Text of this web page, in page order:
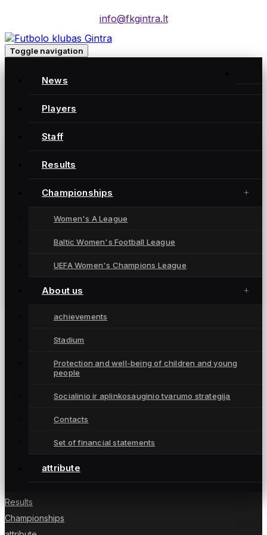
info@fkgintra.lt
Toggle navigation
News
Players
Staff
Results
Championships
Women's A League
Baltic Women's Football League
UEFA Women's Champions League
About us
achievements
Stadium
Protection and well-being of children and young
people
Socialinio ir aplinkosauginio tvarumo strategija
Contacts
Set of financial statements
attribute
Posts
Home
Gintra naujienos
L. Kubiliūtė toliau vilkės „Gintros“ marškinėlius
November 18, 2024
Moterų futbolo klubas „Gintra“ – daugkartinės
Lietuvos čempionės iš Šiaulių, atstovaujančios
NUORODOS
Results
Championships